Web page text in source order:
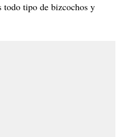
todo tipo de bizcochos y